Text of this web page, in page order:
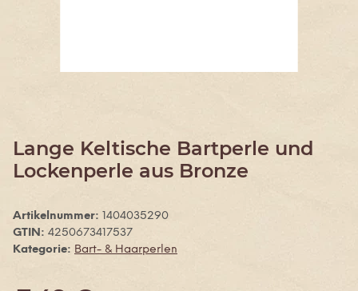
Lange Keltische Bartperle und
Lockenperle aus Bronze
Artikelnummer:
1404035290
GTIN: 4250673417537
Kategorie: Bart- & Haarperlen